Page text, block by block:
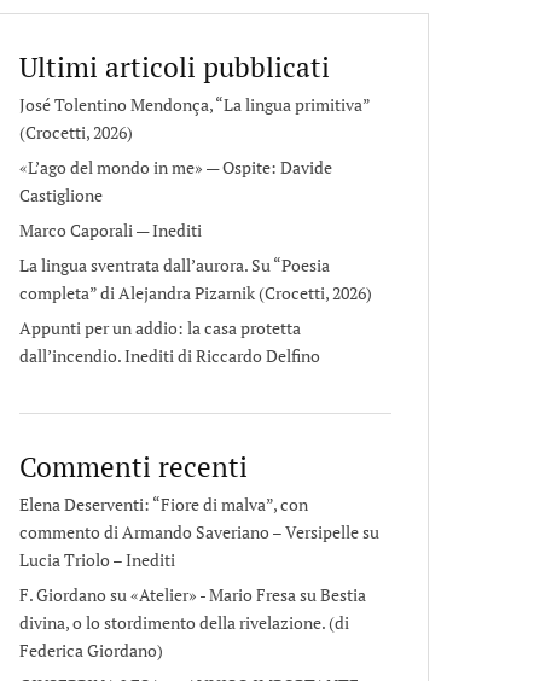
Ultimi articoli pubblicati
José Tolentino Mendonça, “La lingua primitiva”
(Crocetti, 2026)
«L’ago del mondo in me» — Ospite: Davide
Castiglione
Marco Caporali — Inediti
La lingua sventrata dall’aurora. Su “Poesia
completa” di Alejandra Pizarnik (Crocetti, 2026)
Appunti per un addio: la casa protetta
dall’incendio. Inediti di Riccardo Delfino
Commenti recenti
Elena Deserventi: “Fiore di malva”, con
commento di Armando Saveriano – Versipellesu
Lucia Triolo – Inediti
F. Giordano su «Atelier» - Mario FresasuBestia
divina, o lo stordimento della rivelazione. (di
Federica Giordano)